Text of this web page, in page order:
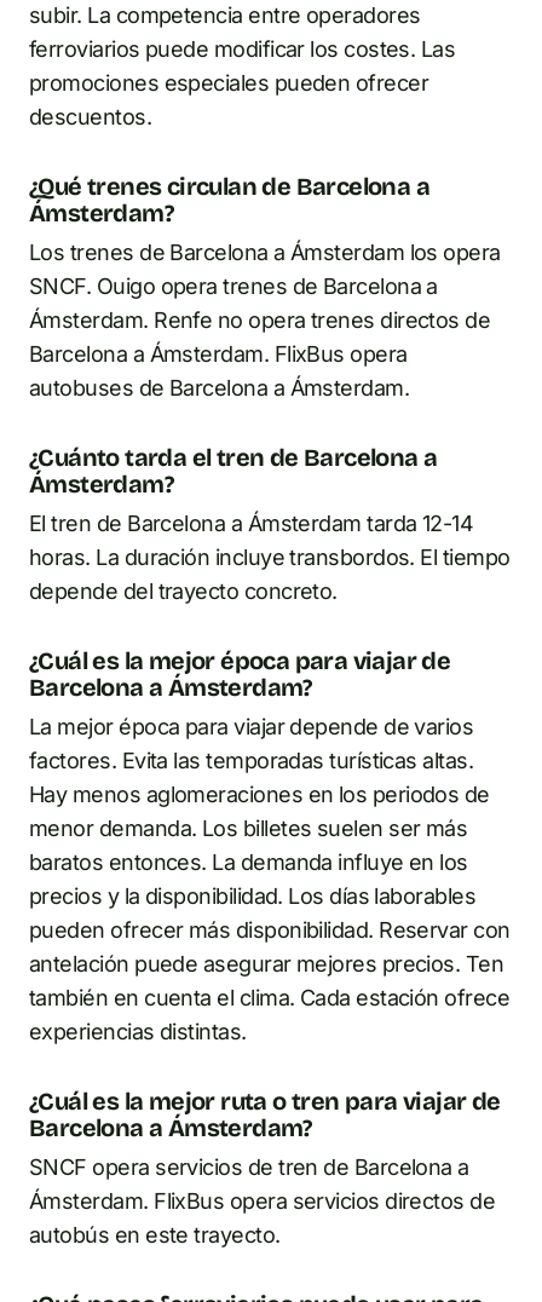
subir. La competencia entre operadores
ferroviarios puede modificar los costes. Las
promociones especiales pueden ofrecer
descuentos.
¿Qué trenes circulan de Barcelona a
Ámsterdam?
Los trenes de Barcelona a Ámsterdam los opera
SNCF. Ouigo opera trenes de Barcelona a
Ámsterdam. Renfe no opera trenes directos de
Barcelona a Ámsterdam. FlixBus opera
autobuses de Barcelona a Ámsterdam.
¿Cuánto tarda el tren de Barcelona a
Ámsterdam?
El tren de Barcelona a Ámsterdam tarda 12-14
horas. La duración incluye transbordos. El tiempo
depende del trayecto concreto.
¿Cuál es la mejor época para viajar de
Barcelona a Ámsterdam?
La mejor época para viajar depende de varios
factores. Evita las temporadas turísticas altas.
Hay menos aglomeraciones en los periodos de
menor demanda. Los billetes suelen ser más
baratos entonces. La demanda influye en los
precios y la disponibilidad. Los días laborables
pueden ofrecer más disponibilidad. Reservar con
antelación puede asegurar mejores precios. Ten
también en cuenta el clima. Cada estación ofrece
experiencias distintas.
¿Cuál es la mejor ruta o tren para viajar de
Barcelona a Ámsterdam?
SNCF opera servicios de tren de Barcelona a
Ámsterdam. FlixBus opera servicios directos de
autobús en este trayecto.